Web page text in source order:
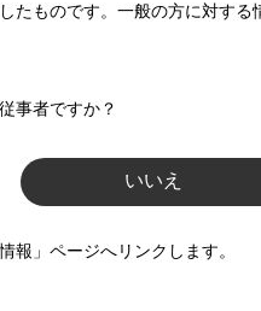
たものです。一般の方に対する
事者ですか？
いいえ
報」ページへリンクします。
でお届け
科技工士）に